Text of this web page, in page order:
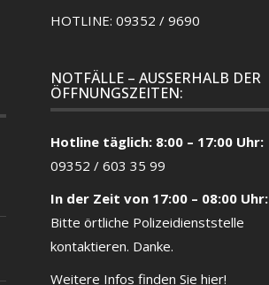
HOTLINE: 09352 / 9690
NOTFÄLLE – AUSSERHALB DER
ÖFFNUNGSZEITEN:
Hotline täglich: 8:00 – 17:00 Uhr:
09352 / 603 35 99
In der Zeit von 17:00 – 08:00 Uhr:
Bitte örtliche Polizeidienststelle
kontaktieren. Danke.
Weitere Infos finden Sie hier!